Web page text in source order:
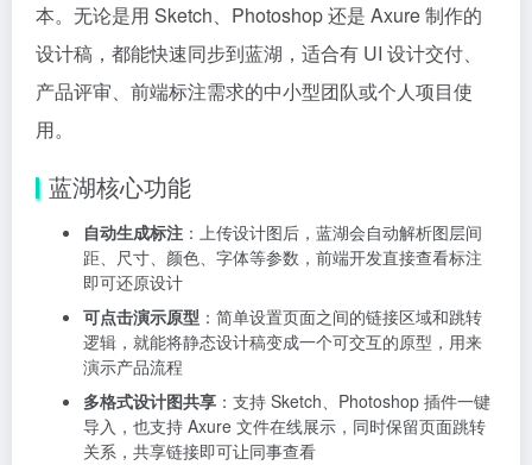
本。无论是用 Sketch、Photoshop 还是 Axure 制作的
设计稿，都能快速同步到蓝湖，适合有 UI 设计交付、
产品评审、前端标注需求的中小型团队或个人项目使
用。
蓝湖核心功能
自动生成标注 ：上传设计图后，蓝湖会自动解析图层间
距、尺寸、颜色、字体等参数，前端开发直接查看标注
即可还原设计
可点击演示原型 ：简单设置页面之间的链接区域和跳转
逻辑，就能将静态设计稿变成一个可交互的原型，用来
演示产品流程
多格式设计图共享 ：支持 Sketch、Photoshop 插件一键
导入，也支持 Axure 文件在线展示，同时保留页面跳转
关系，共享链接即可让同事查看